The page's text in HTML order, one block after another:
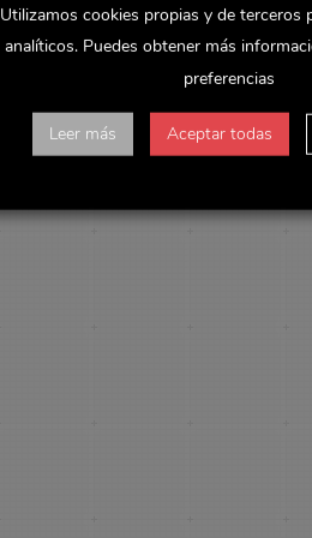
Utilizamos cookies propias y de terceros
analíticos. Puedes obtener más
preferencias
Leer más Aceptar todas